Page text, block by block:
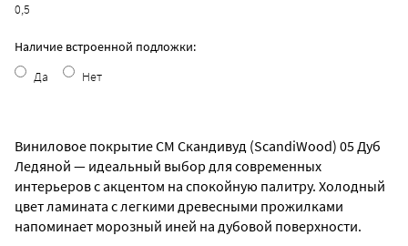
0,5
Наличие встроенной подложки:
Да
Нет
Виниловое покрытие CM Скандивуд (ScandiWood) 05 Дуб
Ледяной — идеальный выбор для современных
интерьеров с акцентом на спокойную палитру. Холодный
цвет ламината с легкими древесными прожилками
напоминает морозный иней на дубовой поверхности.